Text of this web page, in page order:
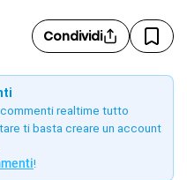
Condividi
realtime tutto
ti basta creare un account
!